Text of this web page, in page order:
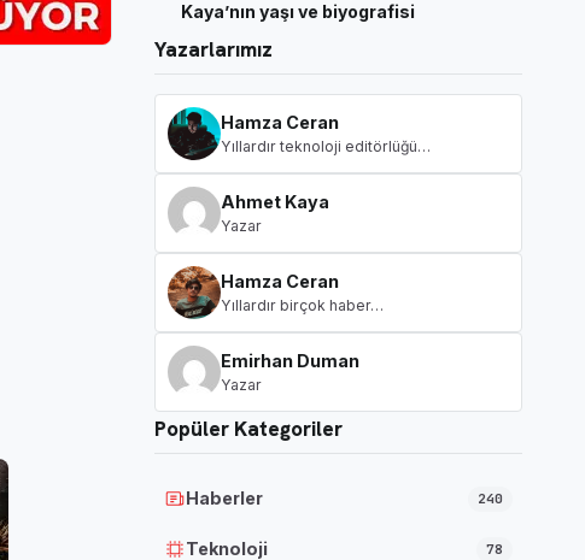
Kaya’nın yaşı ve biyografisi
Yazarlarımız
Hamza Ceran
Yıllardır teknoloji editörlüğü…
Ahmet Kaya
Yazar
Hamza Ceran
Yıllardır birçok haber…
Emirhan Duman
Yazar
Popüler Kategoriler
Haberler 240
Teknoloji 78